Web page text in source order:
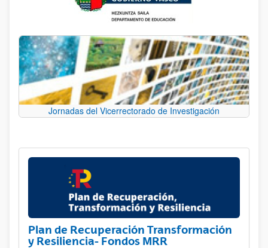
Jornadas del Vicerrectorado de Investigación
Plan de Recuperación Transformación
y Resiliencia- Fondos MRR